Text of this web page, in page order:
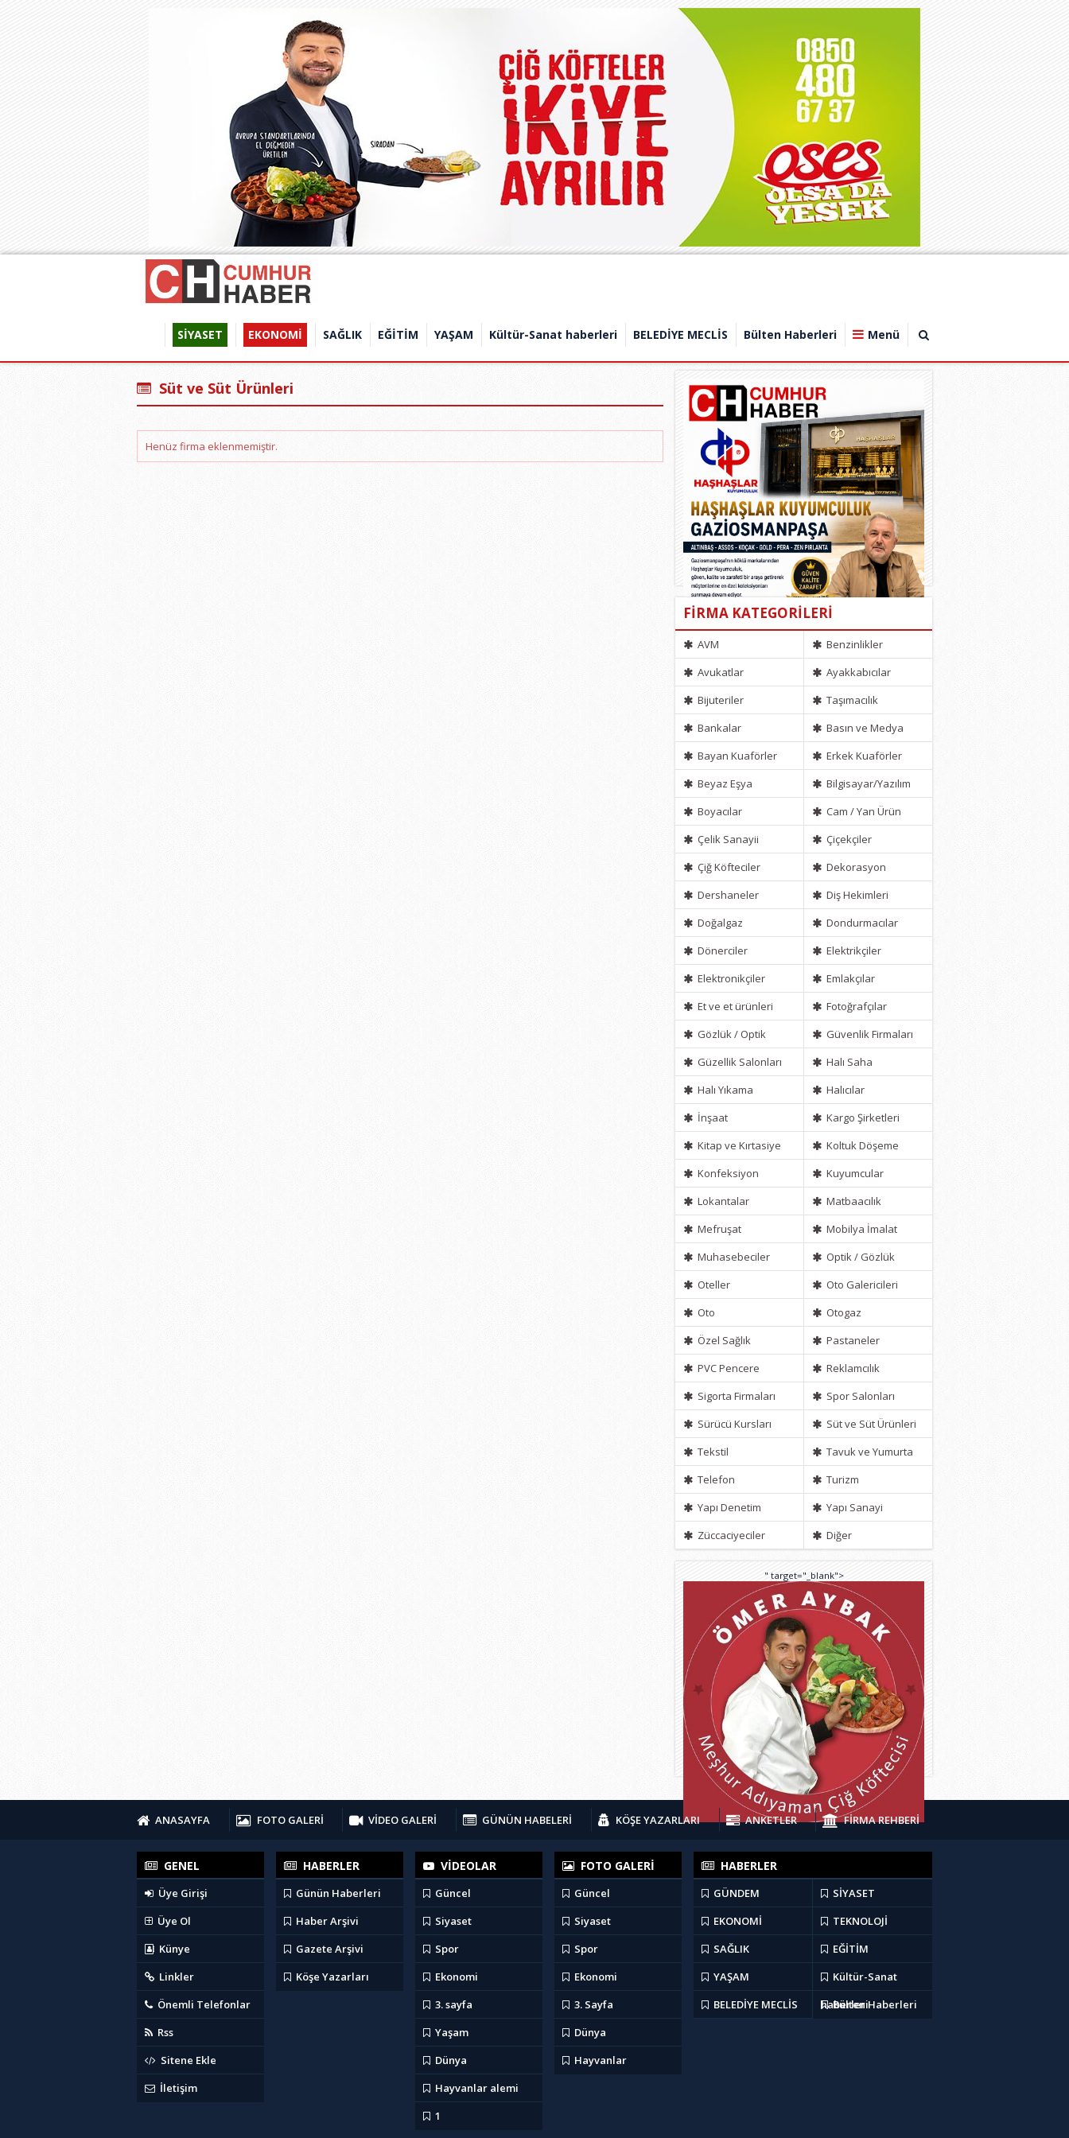
SİYASET EKONOMİ SAĞLIK EĞİTİM YAŞAM Kültür-Sanat haberleri BELEDİYE MECLİS Bülten Haberleri Menü
Süt ve Süt Ürünleri
Henüz firma eklenmemiştir.
FİRMA KATEGORİLERİ
AVM
Benzinlikler
Avukatlar
Ayakkabıcılar
Bijuteriler
Taşımacılık
Bankalar
Basın ve Medya
Bayan Kuaförler
Erkek Kuaförler
Beyaz Eşya
Bilgisayar/Yazılım
Boyacılar
Cam / Yan Ürün
Çelik Sanayii
Çiçekçiler
Çiğ Köfteciler
Dekorasyon
Dershaneler
Diş Hekimleri
Doğalgaz
Dondurmacılar
Dönerciler
Elektrikçiler
Elektronikçiler
Emlakçılar
Et ve et ürünleri
Fotoğrafçılar
Gözlük / Optik
Güvenlik Firmaları
Güzellik Salonları
Halı Saha
Halı Yıkama
Halıcılar
İnşaat
Kargo Şirketleri
Kitap ve Kırtasiye
Koltuk Döşeme
Konfeksiyon
Kuyumcular
Lokantalar
Matbaacılık
Mefruşat
Mobilya İmalat
Muhasebeciler
Optik / Gözlük
Oteller
Oto Galericileri
Oto
Otogaz
Özel Sağlık
Pastaneler
PVC Pencere
Reklamcılık
Sigorta Firmaları
Spor Salonları
Sürücü Kursları
Süt ve Süt Ürünleri
Tekstil
Tavuk ve Yumurta
Telefon
Turizm
Yapı Denetim
Yapı Sanayi
Züccaciyeciler
Diğer
" target="_blank">
ANASAYFA FOTO GALERİ VİDEO GALERİ GÜNÜN HABELERİ KÖŞE YAZARLARI ANKETLER FİRMA REHBERİ
GENEL
Üye Girişi
Üye Ol
Künye
Linkler
Önemli Telefonlar
Rss
Sitene Ekle
İletişim
HABERLER
Günün Haberleri
Haber Arşivi
Gazete Arşivi
Köşe Yazarları
VİDEOLAR
Güncel
Siyaset
Spor
Ekonomi
3. sayfa
Yaşam
Dünya
Hayvanlar alemi
1
FOTO GALERİ
Güncel
Siyaset
Spor
Ekonomi
3. Sayfa
Dünya
Hayvanlar
HABERLER
GÜNDEM
SİYASET
EKONOMİ
TEKNOLOJİ
SAĞLIK
EĞİTİM
YAŞAM
Kültür-Sanat
haberleri
BELEDİYE MECLİS Bülten Haberleri